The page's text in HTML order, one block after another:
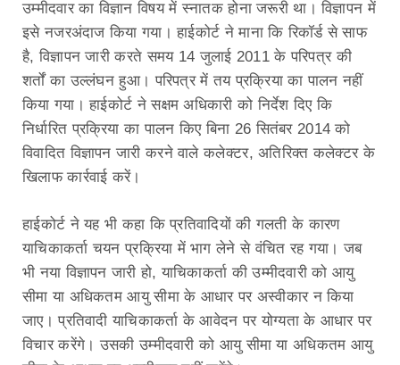
उम्मीदवार का विज्ञान विषय में स्नातक होना जरूरी था। विज्ञापन में
इसे नजरअंदाज किया गया। हाईकोर्ट ने माना कि रिकॉर्ड से साफ
है, विज्ञापन जारी करते समय 14 जुलाई 2011 के परिपत्र की
शर्तों का उल्लंघन हुआ। परिपत्र में तय प्रक्रिया का पालन नहीं
किया गया। हाईकोर्ट ने सक्षम अधिकारी को निर्देश दिए कि
निर्धारित प्रक्रिया का पालन किए बिना 26 सितंबर 2014 को
विवादित विज्ञापन जारी करने वाले कलेक्टर, अतिरिक्त कलेक्टर के
खिलाफ कार्रवाई करें।
हाईकोर्ट ने यह भी कहा कि प्रतिवादियों की गलती के कारण
याचिकाकर्ता चयन प्रक्रिया में भाग लेने से वंचित रह गया। जब
भी नया विज्ञापन जारी हो, याचिकाकर्ता की उम्मीदवारी को आयु
सीमा या अधिकतम आयु सीमा के आधार पर अस्वीकार न किया
जाए। प्रतिवादी याचिकाकर्ता के आवेदन पर योग्यता के आधार पर
विचार करेंगे। उसकी उम्मीदवारी को आयु सीमा या अधिकतम आयु